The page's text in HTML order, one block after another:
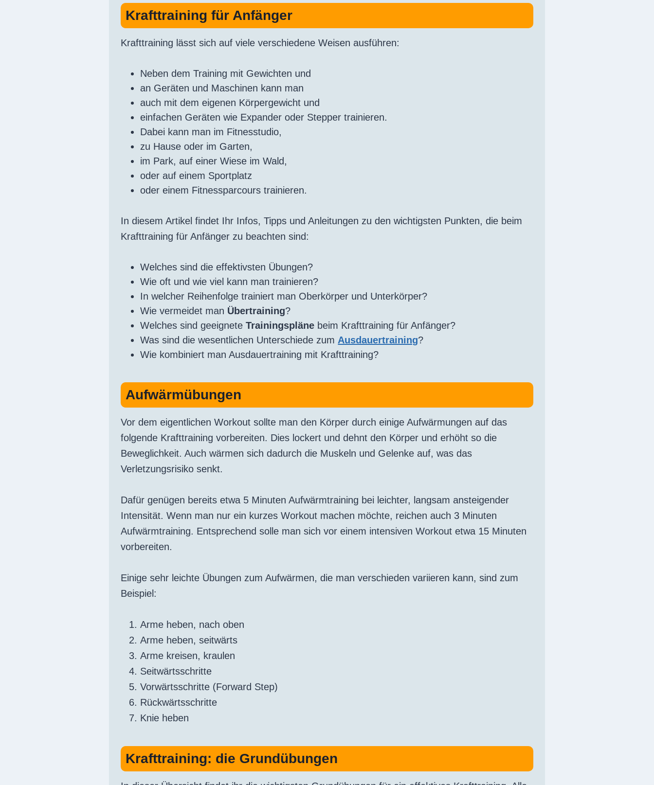
Krafttraining für Anfänger
Krafttraining lässt sich auf viele verschiedene Weisen ausführen:
Neben dem Training mit Gewichten und
an Geräten und Maschinen kann man
auch mit dem eigenen Körpergewicht und
einfachen Geräten wie Expander oder Stepper trainieren.
Dabei kann man im Fitnesstudio,
zu Hause oder im Garten,
im Park, auf einer Wiese im Wald,
oder auf einem Sportplatz
oder einem Fitnessparcours trainieren.
In diesem Artikel findet Ihr Infos, Tipps und Anleitungen zu den wichtigsten Punkten, die beim
Krafttraining für Anfänger zu beachten sind:
Welches sind die effektivsten Übungen?
Wie oft und wie viel kann man trainieren?
In welcher Reihenfolge trainiert man Oberkörper und Unterkörper?
Wie vermeidet man Übertraining?
Welches sind geeigneteTrainingspläne beim Krafttraining für Anfänger?
Was sind die wesentlichen Unterschiede zum Ausdauertraining?
Wie kombiniert man Ausdauertraining mit Krafttraining?
Aufwärmübungen
Vor dem eigentlichen Workout sollte man den Körper durch einige Aufwärmungen auf das
folgende Krafttraining vorbereiten. Dies lockert und dehnt den Körper und erhöht so die
Beweglichkeit. Auch wärmen sich dadurch die Muskeln und Gelenke auf, was das
Verletzungsrisiko senkt.
Dafür genügen bereits etwa 5 Minuten Aufwärmtraining bei leichter, langsam ansteigender
Intensität. Wenn man nur ein kurzes Workout machen möchte, reichen auch 3 Minuten
Aufwärmtraining. Entsprechend solle man sich vor einem intensiven Workout etwa 15 Minuten
vorbereiten.
Einige sehr leichte Übungen zum Aufwärmen, die man verschieden variieren kann, sind zum
Beispiel:
Arme heben, nach oben
Arme heben, seitwärts
Arme kreisen, kraulen
Seitwärtsschritte
Vorwärtsschritte (Forward Step)
Rückwärtsschritte
Knie heben
Krafttraining: die Grundübungen